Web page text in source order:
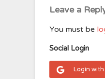
Leave a
You must be
Social Login
Login